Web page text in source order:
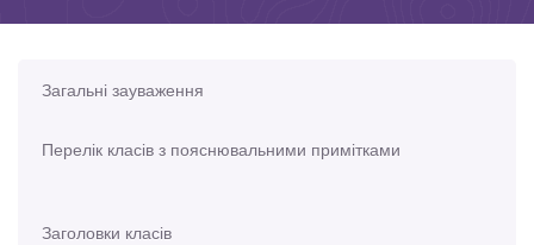
Загальні зауваження
Перелік класів з пояснювальними примітками
Заголовки класів